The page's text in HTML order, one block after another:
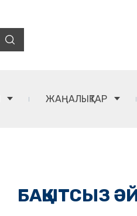
ЖАҢАЛЫҚТАР
БАҚЫТСЫЗ